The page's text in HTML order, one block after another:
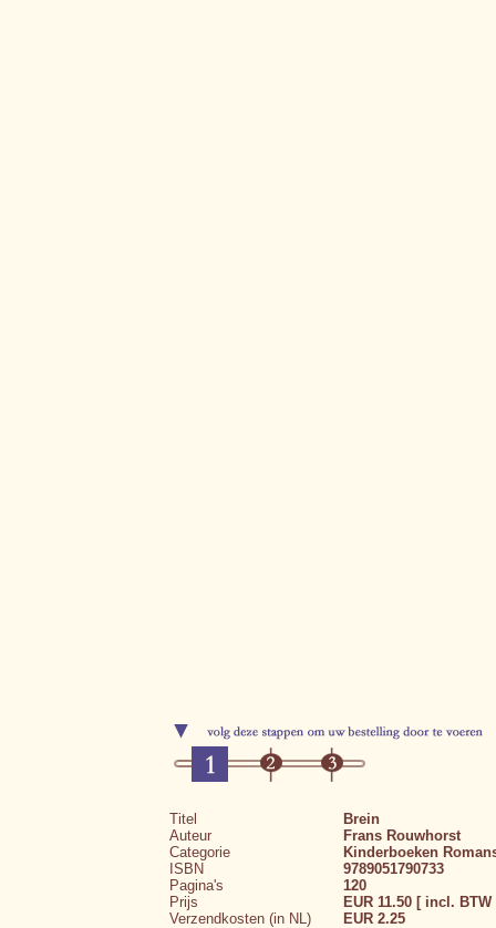
Titel
Brein
Auteur
Frans Rouwhorst
Categorie
Kinderboeken
ISBN
9789051790733
Pagina's
120
Prijs
EUR 11.50 [ incl. BTW
Verzendkosten (in NL)
EUR 2.25